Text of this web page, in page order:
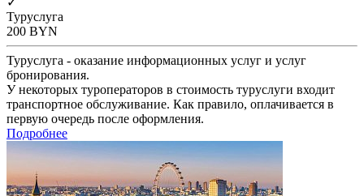
Туруслуга
200 BYN
Туруслуга - оказание информационных услуг и услуг
бронирования.
У некоторых туроператоров в стоимость туруслуги входит
транспортное обслуживание. Как правило, оплачивается в
первую очередь после оформления.
Подробнее